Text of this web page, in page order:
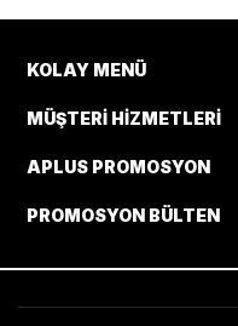
KOLAY MENÜ
MÜŞTERI HIZMETLERI
APLUS PROMOSYON
PROMOSYON BÜLTEN